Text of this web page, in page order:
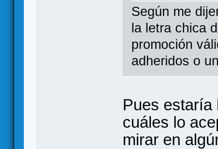
Según me
la letra chica
promoción
adheridos o
Pues estaría
cuáles lo
mirar en